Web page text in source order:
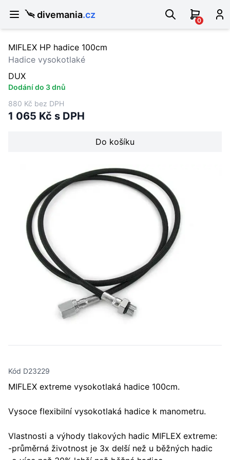
divemania.cz
0
MIFLEX HP hadice 100cm
Hadice vysokotlaké
DUX
Dodání do 3 dnů
880 Kč bez DPH
1 065 Kč s DPH
Do košíku
Kód D23229
MIFLEX extreme vysokotlaká hadice 100cm.
Vysoce flexibilní vysokotlaká hadice k manometru.
Vlastnosti a výhody tlakových hadic MIFLEX extreme:
-průměrná životnost je 3x delší než u běžných hadic